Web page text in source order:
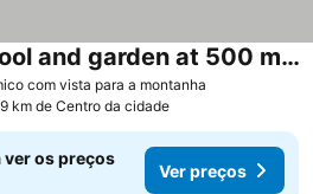
com vista para a montanha
Villa with private pool and garden at 500 meters from village. Panoramic views
km de Centro da cidade
ver os preços
Ver preços